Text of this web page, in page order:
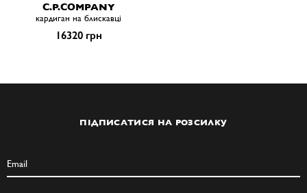
C.P.COMPANY
кардиган на блискавці
16320 грн
ПІДПИСАТИСЯ НА РОЗСИЛКУ